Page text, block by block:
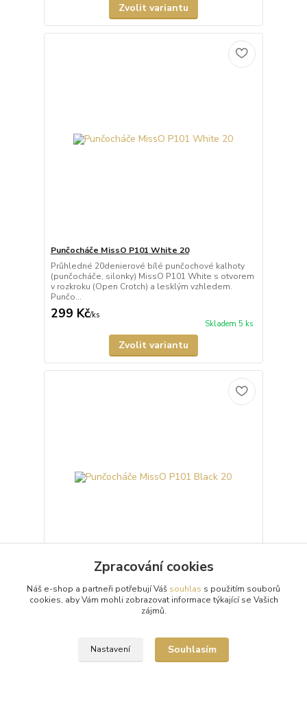
Zvolit variantu
Punčocháče MissO P101 White 20
Průhledné 20denierové bílé punčochové kalhoty
(punčocháče, silonky) MissO P101 White s otvorem
v rozkroku (Open Crotch) a lesklým vzhledem.
Punčo...
299 Kč/ks
Skladem 5 ks
Zvolit variantu
Punčocháče MissO P101 Black 20
Průhledné 20denierové černé punčochové kalhoty
(punčocháče, silonky) MissO P101 Black s otvorem
/ks
Skladem 9 ks
Zpracování cookies
Náš e-shop a partneři potřebují Váš souhlas s použitím souborů
cookies, aby Vám mohli zobrazovat informace týkající se Vašich
zájmů.
Nastavení Souhlasím